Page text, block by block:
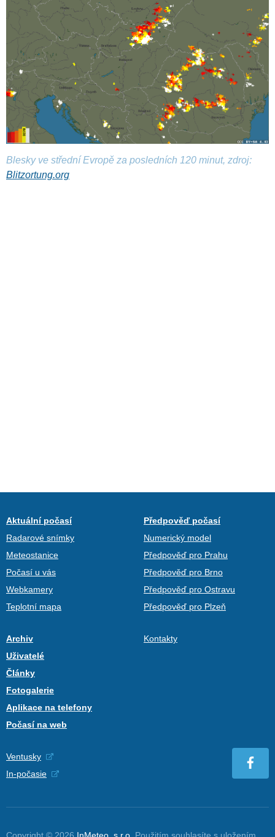
Blesky ve střední Evropě za posledních 120 minut, zdroj:
Blitzortung.org
Aktuální počasí
Radarové snímky
Meteostanice
Počasí u vás
Webkamery
Teplotní mapa
Předpověď počasí
Numerický model
Předpověď pro Prahu
Předpověď pro Brno
Předpověď pro Ostravu
Předpověď pro Plzeň
Archiv
Uživatelé
Články
Fotogalerie
Aplikace na telefony
Počasí na web
Kontakty
Ventusky
In-počasie
Copyright © 2026 InMeteo, s.r.o. Použitím souhlasíte s uložením